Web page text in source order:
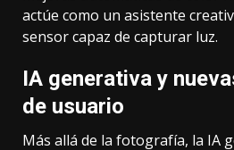
actúe como un asistente
sensor capaz de capturar luz.
IA generativa y
de usuario
Más allá de la fotografía, la IA